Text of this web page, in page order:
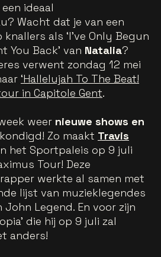
ideaal
Wacht dat je van een
als ‘I’ve Only Begun
You Back’ van Natalia?
verwent zondag 12 mei
‘Hallelujah To The Beat!
in Capitole Gent.
weer nieuwe shows en
Zo maakt Travis
het Sportpaleis op 9 juli
Tour! Deze
werkte al samen met
lijst van muzieklegendes
John Legend. En voor zijn
die hij op 9 juli zal
anders!